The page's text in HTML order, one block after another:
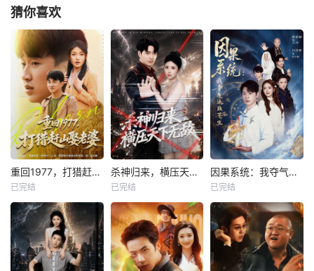
猜你喜欢
重回1977，打猎赶山娶老婆
已完结
杀神归来，横压天下无敌
已完结
因果系统：我夺气运救苍生
已完结